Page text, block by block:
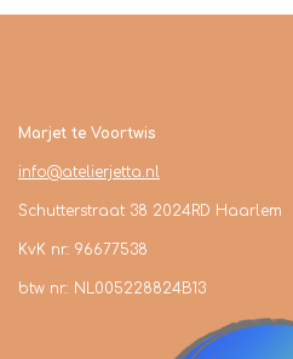
Marjet te Voortwis
info@atelierjetta.nl
Schutterstraat 38 2024RD Haarlem
KvK nr.: 96677538
btw nr.: NL005228824B13